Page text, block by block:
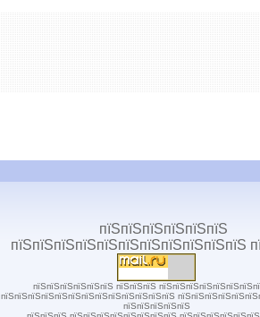
пїЅпїЅпїЅпїЅпїЅпїЅ пїЅпїЅпїЅ
пїЅпїЅпїЅпїЅпїЅпїЅпїЅпїЅпїЅпїЅпїЅпїЅпїЅ
пїЅпїЅпїЅпїЅпїЅ